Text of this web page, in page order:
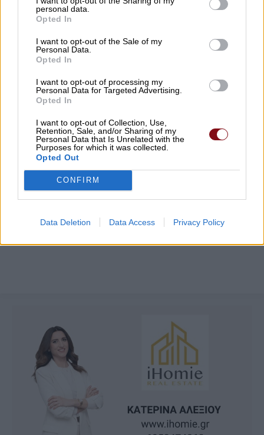
personal data.
Opted In
I want to opt-out of the Sale of my
Personal Data.
Opted In
I want to opt-out of processing my
Personal Data for Targeted Advertising.
Opted In
I want to opt-out of Collection, Use,
Retention, Sale, and/or Sharing of my
Personal Data that Is Unrelated with the
Purposes for which it was collected.
Opted Out
CONFIRM
Data Deletion Data Access Privacy Policy
07/08/2026 , 9:56
Η εντυπωσιακή παιδική παράσταση
«Πολυάννα» της Κάρμεν Ρουγγέρη έρχεται
07/08/2026 , 9:30
Ο Θερινός Κινηματογράφος του Δήμου
Λαρισαίων πάει διακοπές! – Ραντεβού
ξανά στις 17 Αυγούστου
07/08/2026 , 9:23